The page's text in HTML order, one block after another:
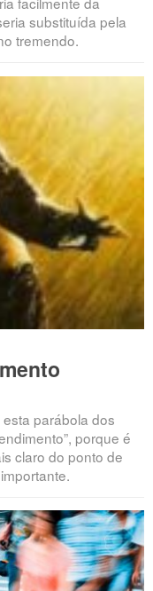
substituída pela
tremendo.
parábola dos
porque é
claro do ponto de